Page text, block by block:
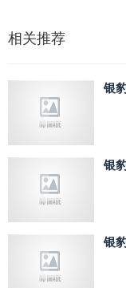
相关推荐
银
银
银